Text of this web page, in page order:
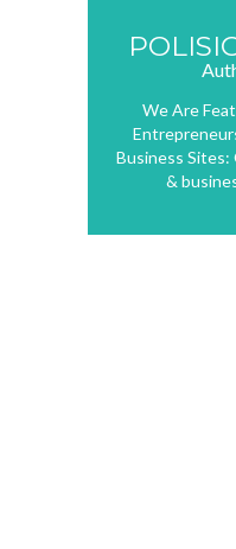
We Are
Business
&